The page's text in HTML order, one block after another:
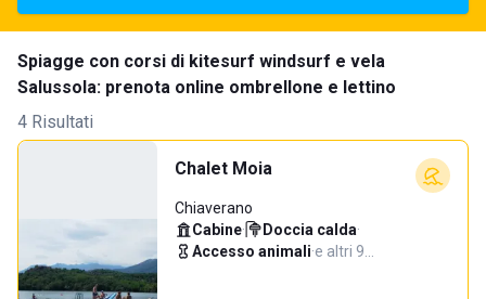
Spiagge con corsi di kitesurf windsurf e vela
Salussola: prenota online ombrellone e lettino
4 Risultati
Chalet Moia
Chiaverano
Cabine· Doccia calda·
Accesso animali·e altri 9…